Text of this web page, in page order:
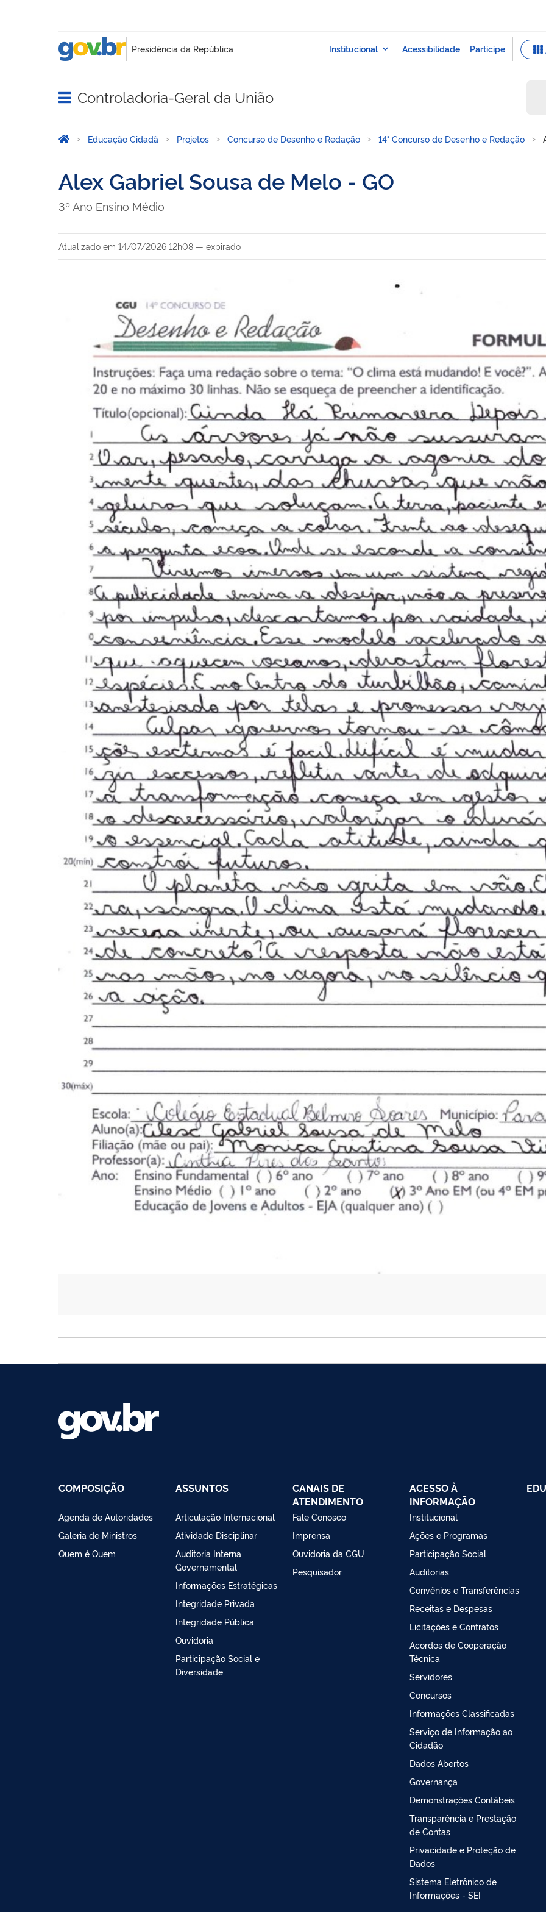
Abrir menu principal de navegação
Controladoria-Geral da União
Você está aqui:
Página Inicial
Educação Cidadã Projetos Concurso de Desenho e Redação 14° Concurso de Desenho e Redação
Alex Gabriel Sousa de Melo - GO
3º Ano Ensino Médio
Atualizado em 14/07/2026 12h08 — expirado
COMPOSIÇÃO
Agenda de Autoridades
Galeria de Ministros
Quem é Quem
ASSUNTOS
Articulação Internacional
Atividade Disciplinar
Auditoria Interna
Governamental
Informações Estratégicas
Integridade Privada
Integridade Pública
Ouvidoria
Participação Social e
Diversidade
CANAIS DE
ATENDIMENTO
Fale Conosco
Imprensa
Ouvidoria da CGU
Pesquisador
ACESSO À
INFORMAÇÃO
Institucional
Ações e Programas
Participação Social
Auditorias
Convênios e Transferências
Receitas e Despesas
Licitações e Contratos
Acordos de Cooperação
Técnica
Servidores
Concursos
Informações Classificadas
Serviço de Informação ao
Cidadão
Dados Abertos
Governança
Demonstrações Contábeis
Transparência e Prestação
de Contas
Privacidade e Proteção de
Dados
Sistema Eletrônico de
Informações - SEI